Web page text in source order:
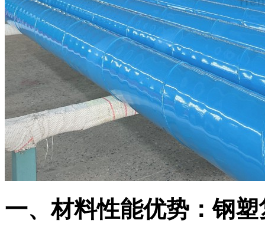
一、材料性能优势：钢